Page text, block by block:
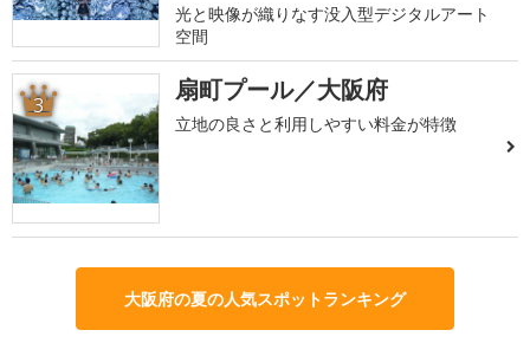
光と映像が織りなす没入型デジタルアート
空間
3 扇町プール／大阪府
立地の良さと利用しやすい料金が特徴
大阪府の夏の人気スポットランキング